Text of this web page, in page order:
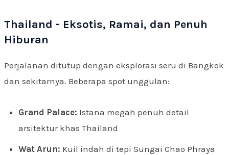
Thailand - Eksotis, Ramai, dan Penuh
Hiburan
Perjalanan ditutup dengan eksplorasi seru di Bangkok
dan sekitarnya. Beberapa spot unggulan:
Grand Palace: Istana megah penuh detail
arsitektur khas Thailand
Wat Arun: Kuil indah di tepi Sungai Chao Phraya